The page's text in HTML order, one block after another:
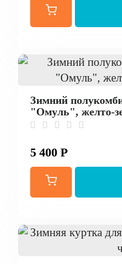
Зимний
"Омуль", желто-
5 400 Р